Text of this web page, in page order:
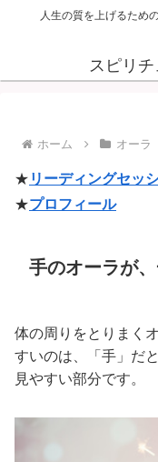
人生の質を上げるため
スピリ
ホーム オーラ
★ リーディングセッ
★プロフィール
手のオーラが、
体の周りをとりまく
すいのは、「手」だ
見やすい部分です。